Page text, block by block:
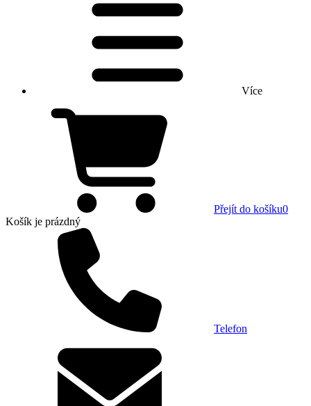
Více
Přejít do košíku0
Košík je prázdný
Telefon